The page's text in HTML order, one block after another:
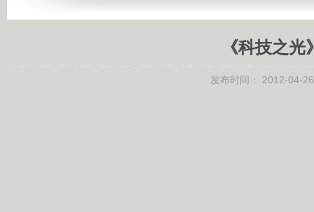
《科技之光
发布时间： 2012-04-